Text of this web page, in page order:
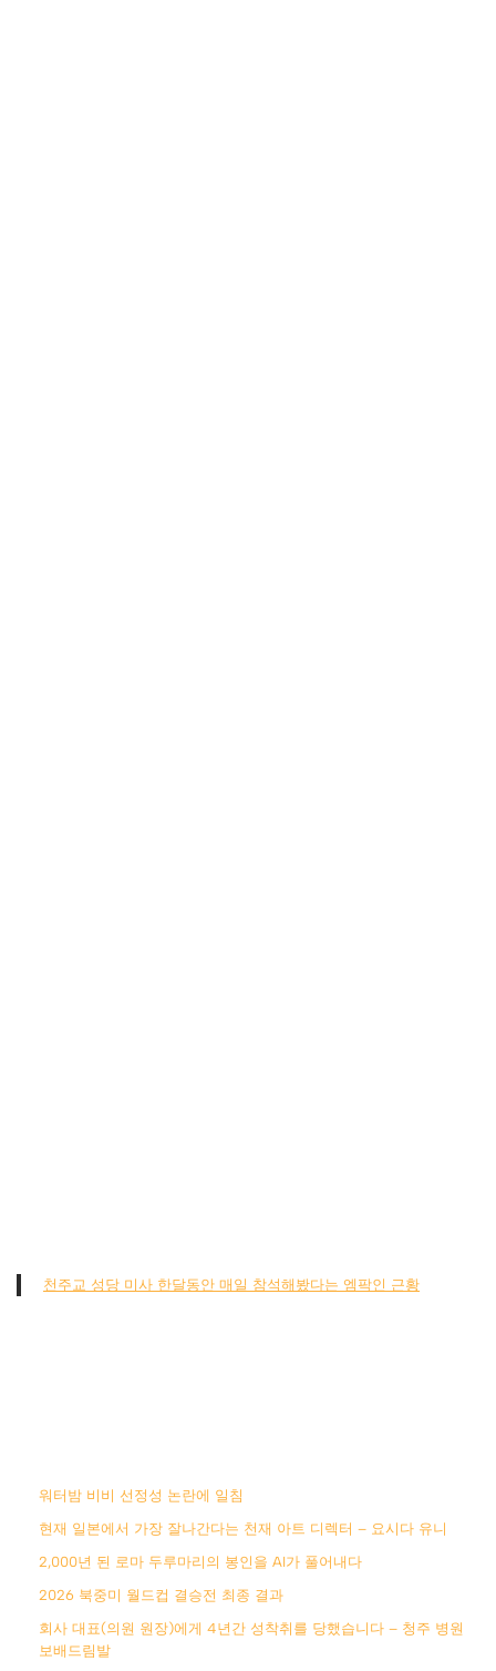
천주교 성당 미사 한달동안 매일 참석해봤다는 엠팍인 근황
워터밤 비비 선정성 논란에 일침
현재 일본에서 가장 잘나간다는 천재 아트 디렉터 – 요시다 유니
2,000년 된 로마 두루마리의 봉인을 AI가 풀어내다
2026 북중미 월드컵 결승전 최종 결과
회사 대표(의원 원장)에게 4년간 성착취를 당했습니다 – 청주 병원
보배드림발